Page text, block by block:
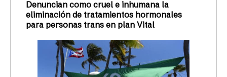
Denuncian como cruel e inhumana la
eliminación de tratamientos hormonales
para personas trans en plan Vital